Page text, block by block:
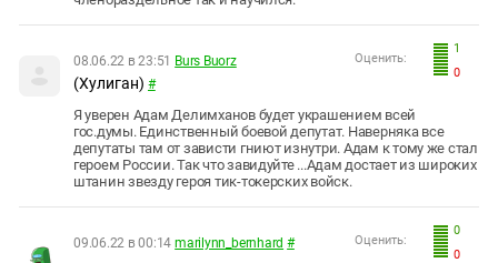
1
0
Оценить:
08.06.22 в 23:51 Burs Buorz
(Хулиган) #
Я уверен Адам Делимханов будет украшением всей
гос.думы. Единственный боевой депутат. Наверняка все
депутаты там от зависти гниют изнутри. Адам к тому же стал
героем России. Так что завидуйте ...Адам достает из широких
штанин звезду героя тик-токерских войск.
0
0
Оценить:
09.06.22 в 00:14 marilynn_bernhard #